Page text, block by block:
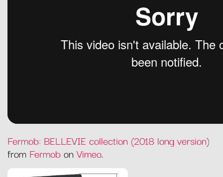
Fermob: BELLEVIE collection (2018 long version)
from Fermob on Vimeo.